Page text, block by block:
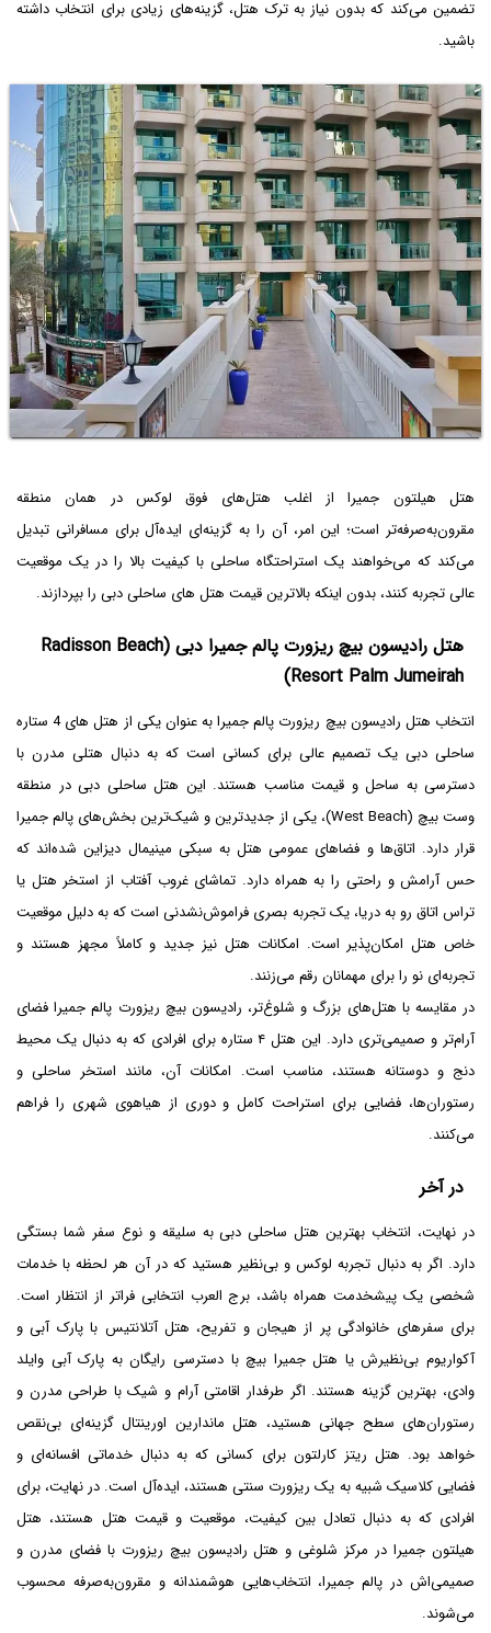
تضمین می‌کند که بدون نیاز به ترک هتل، گزینه‌های زیادی برای انتخاب داشته
باشید.
هتل هیلتون جمیرا از اغلب هتل‌های فوق لوکس در همان منطقه
مقرون‌به‌صرفه‌تر است؛ این امر، آن را به گزینه‌ای ایده‌آل برای مسافرانی تبدیل
می‌کند که می‌خواهند یک استراحتگاه ساحلی با کیفیت بالا را در یک موقعیت
عالی تجربه کنند، بدون اینکه بالاترین قیمت هتل های ساحلی دبی را بپردازند.
هتل رادیسون بیچ ریزورت پالم جمیرا دبی (Radisson Beach
Resort Palm Jumeirah)
انتخاب هتل رادیسون بیچ ریزورت پالم جمیرا به عنوان یکی از هتل های 4 ستاره
ساحلی دبی یک تصمیم عالی برای کسانی است که به دنبال هتلی مدرن با
دسترسی به ساحل و قیمت مناسب هستند. این هتل ساحلی دبی در منطقه
وست بیچ (West Beach)، یکی از جدیدترین و شیک‌ترین بخش‌های پالم جمیرا
قرار دارد. اتاق‌ها و فضاهای عمومی هتل به سبکی مینیمال دیزاین شده‌اند که
حس آرامش و راحتی را به همراه دارد. تماشای غروب آفتاب از استخر هتل یا
تراس اتاق رو به دریا، یک تجربه بصری فراموش‌نشدنی است که به دلیل موقعیت
خاص هتل امکان‌پذیر است. امکانات هتل نیز جدید و کاملاً مجهز هستند و
تجربه‌ای نو را برای مهمانان رقم می‌زنند.
در مقایسه با هتل‌های بزرگ و شلوغ‌تر، رادیسون بیچ ریزورت پالم جمیرا فضای
آرام‌تر و صمیمی‌تری دارد. این هتل ۴ ستاره برای افرادی که به دنبال یک محیط
دنج و دوستانه هستند، مناسب است. امکانات آن، مانند استخر ساحلی و
رستوران‌ها، فضایی برای استراحت کامل و دوری از هیاهوی شهری را فراهم
می‌کنند.
در آخر
در نهایت، انتخاب بهترین هتل ساحلی دبی به سلیقه و نوع سفر شما بستگی
دارد. اگر به دنبال تجربه لوکس و بی‌نظیر هستید که در آن هر لحظه با خدمات
شخصی یک پیشخدمت همراه باشد، برج العرب انتخابی فراتر از انتظار است.
برای سفرهای خانوادگی پر از هیجان و تفریح، هتل آتلانتیس با پارک آبی و
آکواریوم بی‌نظیرش یا هتل جمیرا بیچ با دسترسی رایگان به پارک آبی وایلد
وادی، بهترین گزینه هستند. اگر طرفدار اقامتی آرام و شیک با طراحی مدرن و
رستوران‌های سطح جهانی هستید، هتل ماندارین اورینتال گزینه‌ای بی‌نقص
خواهد بود. هتل ریتز کارلتون برای کسانی که به دنبال خدماتی افسانه‌ای و
فضایی کلاسیک شبیه به یک ریزورت سنتی هستند، ایده‌آل است. در نهایت، برای
افرادی که به دنبال تعادل بین کیفیت، موقعیت و قیمت هتل هستند، هتل
هیلتون جمیرا در مرکز شلوغی و هتل رادیسون بیچ ریزورت با فضای مدرن و
صمیمی‌اش در پالم جمیرا، انتخاب‌هایی هوشمندانه و مقرون‌به‌صرفه محسوب
می‌شوند.